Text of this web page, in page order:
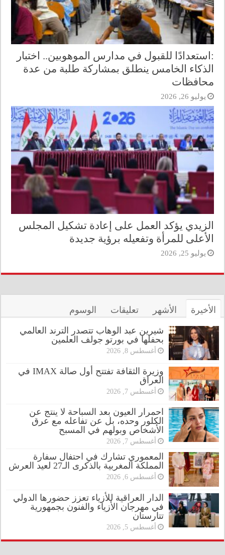
:استعدادًا للقبول في مدارس الموهوبين.. اختبار
الذكاء الخامس ينطلق بمشاركة طلبة من عدة
محافظات
يوليو 26, 2026
الزيدي يؤكد العمل على إعادة تشكيل المجلس
الأعلى للمرأة وتفعيله برؤية جديدة
يوليو 25, 2026
الأخيرة الأشهر تعليقات الوسوم
شيرين عبد الوهاب تتصدر الترند العالمي
بحفلها في بورتو جولف العلمين
أغسطس 8, 2026
وزيرة الثقافة تفتتح أول صالة IMAX في
العراق
أغسطس 7, 2026
احمرار العيون بعد السباحة لا ينتج عن
الكلور وحده، بل عن تفاعله مع عرق
الأشخاص وبولهم في المسبح
أغسطس 7, 2026
المعموري تشارك في احتفال سفارة
المملكة المغربية بالذكرى الـ27 لعيد العرش
أغسطس 6, 2026
الدار العراقية للأزياء تعزز حضورها الدولي
في مهرجان الأزياء والفنون بجمهورية
تتارستان
أغسطس 5, 2026